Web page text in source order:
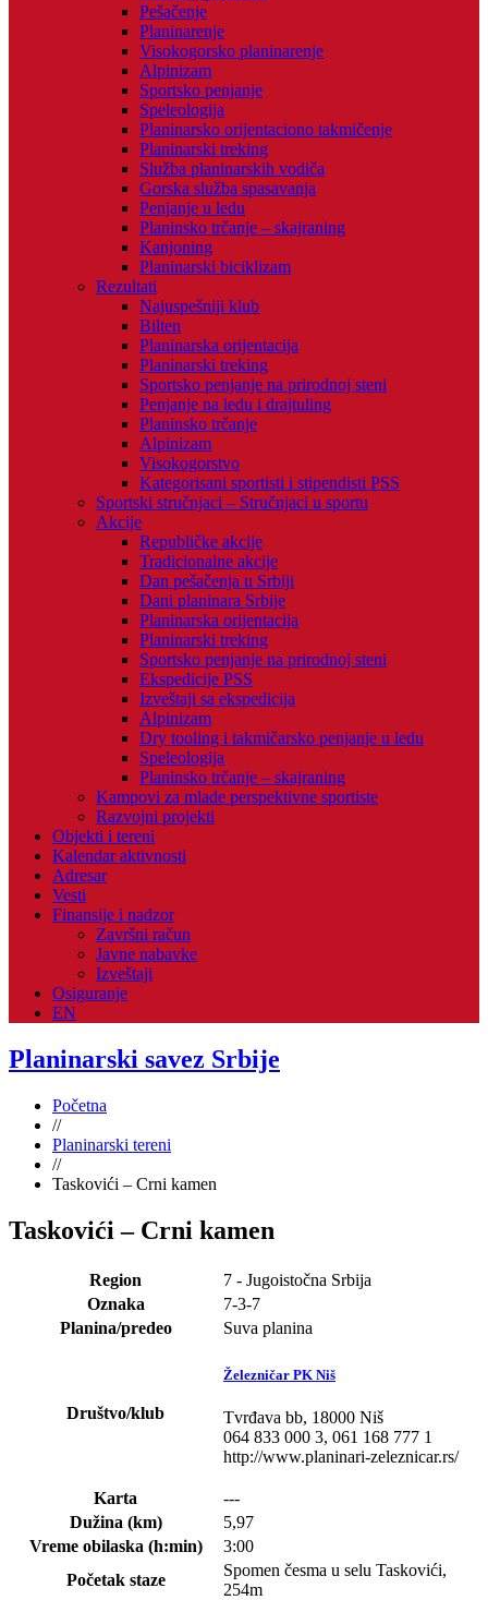
Pešačenje
Planinarenje
Visokogorsko planinarenje
Alpinizam
Sportsko penjanje
Speleologija
Planinarsko orijentaciono takmičenje
Planinarski treking
Služba planinarskih vodiča
Gorska služba spasavanja
Penjanje u ledu
Planinsko trčanje – skajraning
Kanjoning
Planinarski biciklizam
Rezultati
Najuspešniji klub
Bilten
Planinarska orijentacija
Planinarski treking
Sportsko penjanje na prirodnoj steni
Penjanje na ledu i drajtuling
Planinsko trčanje
Alpinizam
Visokogorstvo
Kategorisani sportisti i stipendisti PSS
Sportski stručnjaci – Stručnjaci u sportu
Akcije
Republičke akcije
Tradicionalne akcije
Dan pešačenja u Srbiji
Dani planinara Srbije
Planinarska orijentacija
Planinarski treking
Sportsko penjanje na prirodnoj steni
Ekspedicije PSS
Izveštaji sa ekspedicija
Alpinizam
Dry tooling i takmičarsko penjanje u ledu
Speleologija
Planinsko trčanje – skajraning
Kampovi za mlade perspektivne sportiste
Razvojni projekti
Objekti i tereni
Kalendar aktivnosti
Adresar
Vesti
Finansije i nadzor
Završni račun
Javne nabavke
Izveštaji
Osiguranje
EN
Planinarski savez Srbije
Početna
//
Planinarski tereni
//
Taskovići – Crni kamen
Taskovići – Crni kamen
Region
7 - Jugoistočna Srbija
Oznaka
7-3-7
Planina/predeo
Suva planina
Društvo/klub
Železničar PK Niš
Tvrđava bb, 18000 Niš
064 833 000 3, 061 168 777 1
http://www.planinari-zeleznicar.rs/
Karta
---
Dužina (km)
5,97
Vreme obilaska (h:min)
3:00
Početak staze
Spomen česma u selu Taskovići,
254m